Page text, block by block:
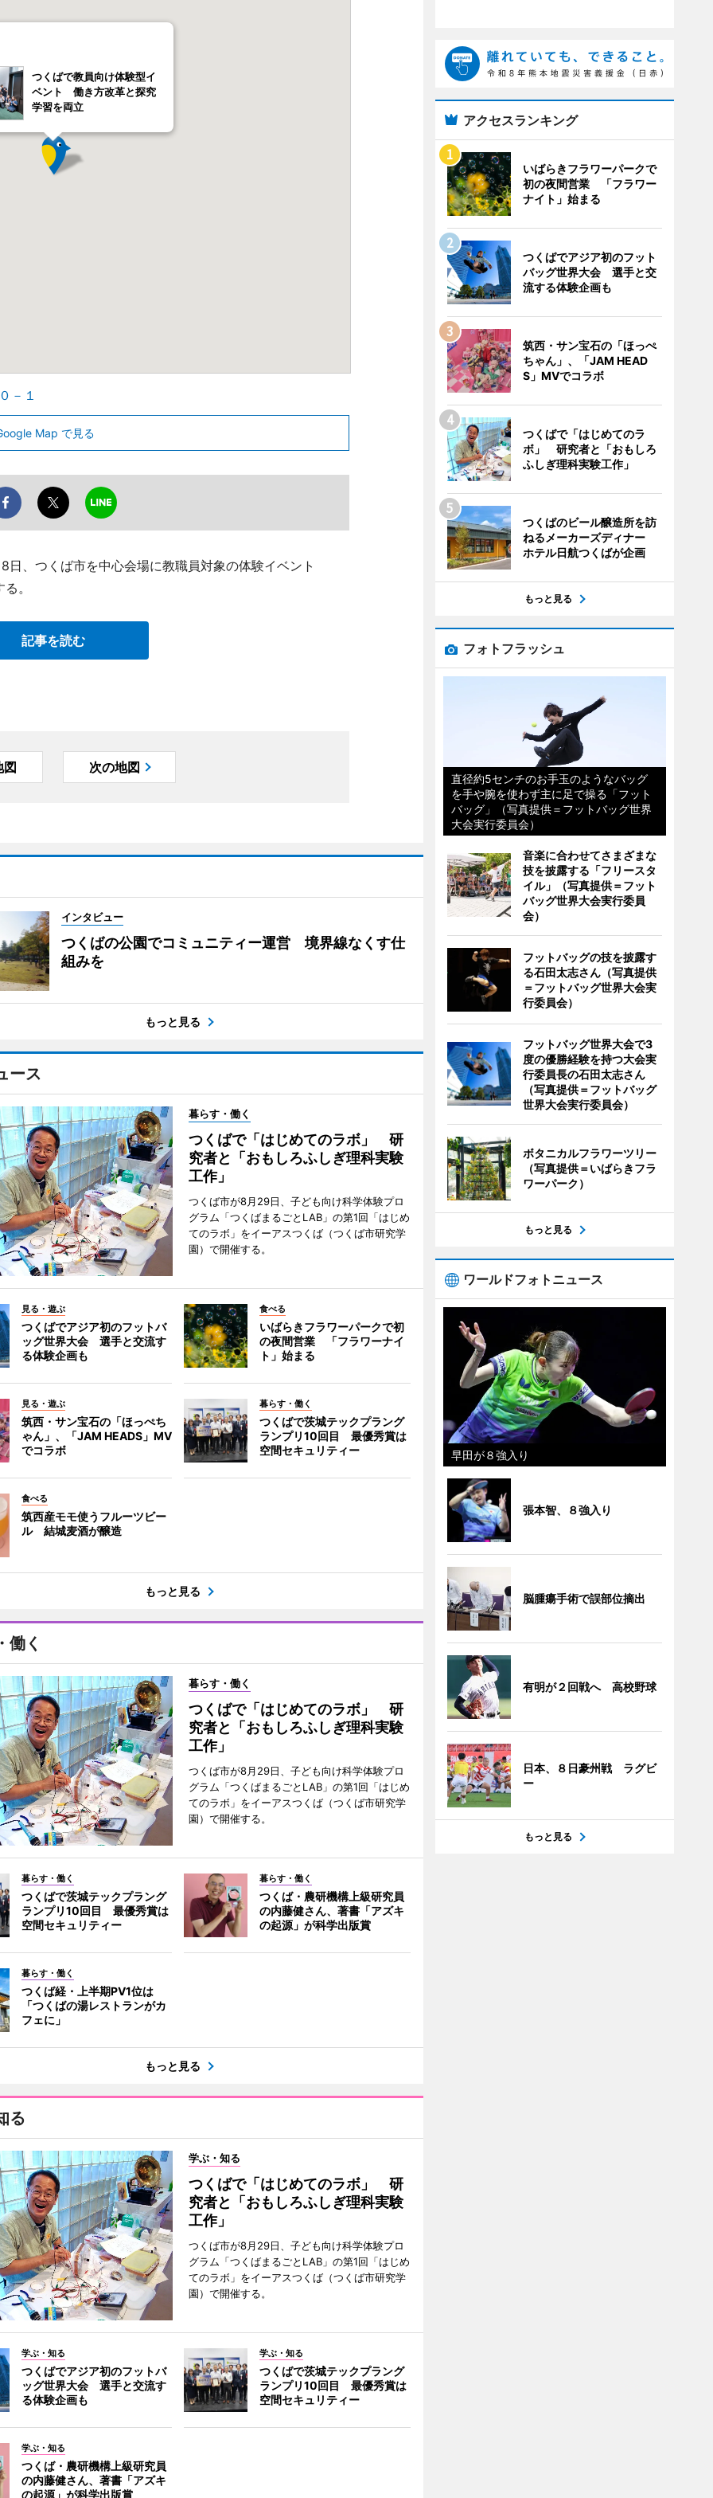
つくばで教員向け体験型イ
ベント 働き方改革と探究
学習を両立
－１
Map で見る
、つくば市を中心会場に教職員対象の体験イベント
。
記事を読む
図 次の地図
インタビュー
つくばの公園でコミュニティー運営 境界線なくす仕
組みを
もっと見る
ース
暮らす・働く
つくばで「はじめてのラボ」 研
究者と「おもしろふしぎ理科実験
工作」
つくば市が8月29日、子ども向け科学体験プロ
グラム「つくばまるごとLAB」の第1回「はじめ
てのラボ」をイーアスつくば（つくば市研究学
園）で開催する。
見る・遊ぶ
つくばでアジア初のフットバ
ッグ世界大会 選手と交流す
る体験企画も
食べる
いばらきフラワーパークで初
の夜間営業 「フラワーナイ
ト」始まる
見る・遊ぶ
筑西・サン宝石の「ほっぺち
ゃん」、「JAM HEADS」MV
でコラボ
暮らす・働く
つくばで茨城テックプラング
ランプリ10回目 最優秀賞は
空間セキュリティー
食べる
筑西産モモ使うフルーツビー
ル 結城麦酒が醸造
もっと見る
働く
暮らす・働く
つくばで「はじめてのラボ」 研
究者と「おもしろふしぎ理科実験
工作」
つくば市が8月29日、子ども向け科学体験プロ
グラム「つくばまるごとLAB」の第1回「はじめ
てのラボ」をイーアスつくば（つくば市研究学
園）で開催する。
暮らす・働く
つくばで茨城テックプラング
ランプリ10回目 最優秀賞は
空間セキュリティー
暮らす・働く
つくば・農研機構上級研究員
の内藤健さん、著書「アズキ
の起源」が科学出版賞
暮らす・働く
つくば経・上半期PV1位は
「つくばの湯レストランがカ
フェに」
もっと見る
る
学ぶ・知る
つくばで「はじめてのラボ」 研
究者と「おもしろふしぎ理科実験
工作」
つくば市が8月29日、子ども向け科学体験プロ
グラム「つくばまるごとLAB」の第1回「はじめ
てのラボ」をイーアスつくば（つくば市研究学
園）で開催する。
学ぶ・知る
つくばでアジア初のフットバ
ッグ世界大会 選手と交流す
る体験企画も
学ぶ・知る
つくばで茨城テックプラング
ランプリ10回目 最優秀賞は
空間セキュリティー
学ぶ・知る
つくば・農研機構上級研究員
の内藤健さん、著書「アズキ
の起源」が科学出版賞
アクセスランキング
いばらきフラワーパークで
初の夜間営業 「フラワー
ナイト」始まる
つくばでアジア初のフット
バッグ世界大会 選手と交
流する体験企画も
筑西・サン宝石の「ほっぺ
ちゃん」、「JAM HEAD
S」MVでコラボ
つくばで「はじめてのラ
ボ」 研究者と「おもしろ
ふしぎ理科実験工作」
つくばのビール醸造所を訪
ねるメーカーズディナー
ホテル日航つくばが企画
もっと見る
フォトフラッシュ
直径約5センチのお手玉のようなバッグ
を手や腕を使わず主に足で操る「フット
バッグ」（写真提供＝フットバッグ世界
大会実行委員会）
音楽に合わせてさまざまな
技を披露する「フリースタ
イル」（写真提供＝フット
バッグ世界大会実行委員
会）
フットバッグの技を披露す
る石田太志さん（写真提供
＝フットバッグ世界大会実
行委員会）
フットバッグ世界大会で3
度の優勝経験を持つ大会実
行委員長の石田太志さん
（写真提供＝フットバッグ
世界大会実行委員会）
ボタニカルフラワーツリー
（写真提供＝いばらきフラ
ワーパーク）
もっと見る
ワールドフォトニュース
早田が８強入り
張本智、８強入り
脳腫瘍手術で誤部位摘出
有明が２回戦へ 高校野球
日本、８日豪州戦 ラグビ
ー
もっと見る